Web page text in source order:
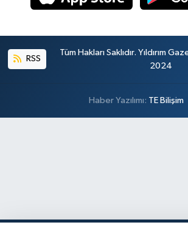
RSS
Tüm Hakları Saklıdır. Yıldırım
2024
Haber Yazılımı: TE Bilişim